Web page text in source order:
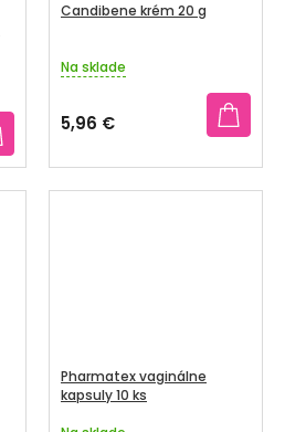
Candibene krém 20 g
Priemerné
produktu
je
z
5
Na sklade
5,96 €
Pharmatex vaginálne
kapsuly 10 ks